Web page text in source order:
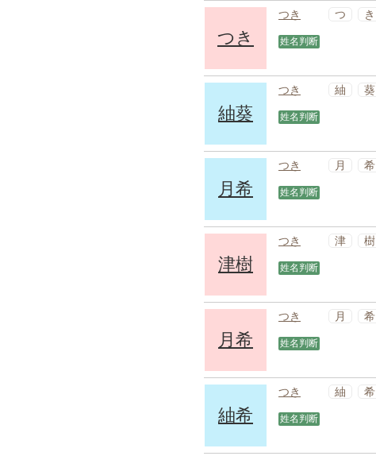
つき
つき つ き
姓名判断
紬葵
つき 紬 葵
姓名判断
月希
つき 月 希
姓名判断
津樹
つき 津 樹
姓名判断
月希
つき 月 希
姓名判断
紬希
つき 紬 希
姓名判断